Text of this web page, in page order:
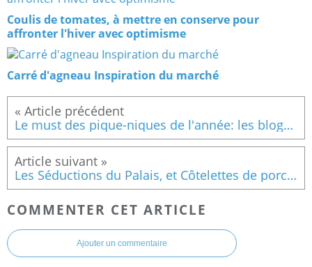
Coulis de tomates, à mettre en conserve pour
affronter l'hiver avec optimisme
Carré d'agneau Inspiration du marché
Le must des pique-niques de l'année: les blogueurs à Bercy avec Dorian
Les Séductions du Palais, et Côtelettes de porc aux cinq-épices
COMMENTER CET ARTICLE
Ajouter un commentaire